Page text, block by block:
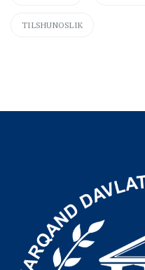
TILSHUNOSLIK